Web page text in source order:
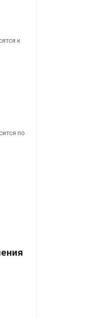
к
по